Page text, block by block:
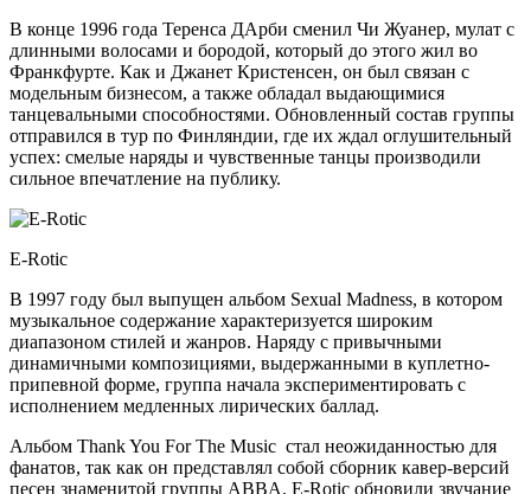
В конце 1996 года Теренса ДАрби сменил Чи Жуанер, мулат с
длинными волосами и бородой, который до этого жил во
Франкфурте. Как и Джанет Кристенсен, он был связан с
модельным бизнесом, а также обладал выдающимися
танцевальными способностями. Обновленный состав группы
отправился в тур по Финляндии, где их ждал оглушительный
успех: смелые наряды и чувственные танцы производили
сильное впечатление на публику.
E-Rotic
В 1997 году был выпущен альбом Sexual Madness, в котором
музыкальное содержание характеризуется широким
диапазоном стилей и жанров. Наряду с привычными
динамичными композициями, выдержанными в куплетно-
припевной форме, группа начала экспериментировать с
исполнением медленных лирических баллад.
Альбом Thank You For The Music стал неожиданностью для
фанатов, так как он представлял собой сборник кавер-версий
песен знаменитой группы ABBA. E-Rotic обновили звучание